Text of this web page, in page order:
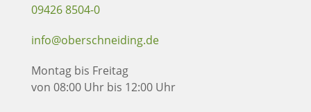
09426 8504-0
info@oberschneiding.de
Montag bis Freitag
von 08:00 Uhr bis 12:00 Uhr